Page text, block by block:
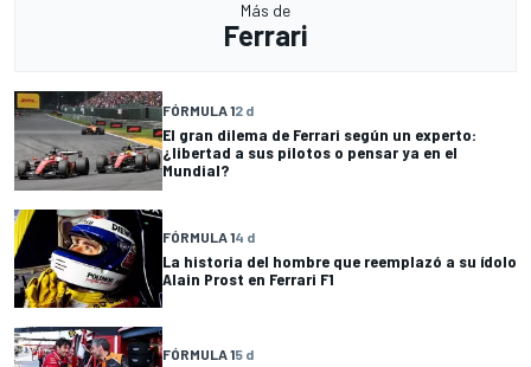
Más de
Ferrari
FÓRMULA 12 d
El gran dilema de Ferrari según un experto:
¿libertad a sus pilotos o pensar ya en el
Mundial?
FÓRMULA 14 d
La historia del hombre que reemplazó a su ídolo
Alain Prost en Ferrari F1
FÓRMULA 15 d